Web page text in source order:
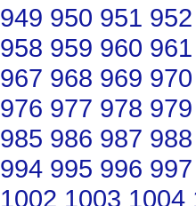
949 950 951 952
958 959 960 961
967 968 969 970
976 977 978 979
985 986 987 988
994 995 996 997
1002 1003 1004